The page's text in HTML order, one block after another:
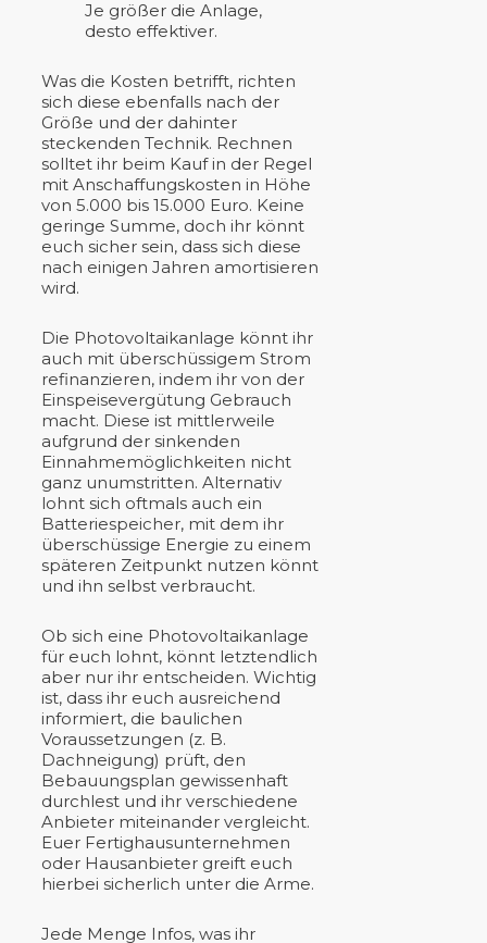
Je größer die Anlage,
desto effektiver.
Was die Kosten betrifft, richten
sich diese ebenfalls nach der
Größe und der dahinter
steckenden Technik. Rechnen
solltet ihr beim Kauf in der Regel
mit Anschaffungskosten in Höhe
von 5.000 bis 15.000 Euro. Keine
geringe Summe, doch ihr könnt
euch sicher sein, dass sich diese
nach einigen Jahren amortisieren
wird.
Die Photovoltaikanlage könnt ihr
auch mit überschüssigem Strom
refinanzieren, indem ihr von der
Einspeisevergütung Gebrauch
macht. Diese ist mittlerweile
aufgrund der sinkenden
Einnahmemöglichkeiten nicht
ganz unumstritten. Alternativ
lohnt sich oftmals auch ein
Batteriespeicher, mit dem ihr
überschüssige Energie zu einem
späteren Zeitpunkt nutzen könnt
und ihn selbst verbraucht.
Ob sich eine Photovoltaikanlage
für euch lohnt, könnt letztendlich
aber nur ihr entscheiden. Wichtig
ist, dass ihr euch ausreichend
informiert, die baulichen
Voraussetzungen (z. B.
Dachneigung) prüft, den
Bebauungsplan gewissenhaft
durchlest und ihr verschiedene
Anbieter miteinander vergleicht.
Euer Fertighausunternehmen
oder Hausanbieter greift euch
hierbei sicherlich unter die Arme.
Jede Menge Infos, was ihr